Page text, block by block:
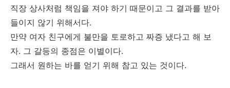
직장 상사처럼 책임을 져야 하기 때문이고 그 결과를 받아
들이지 않기 위해서다.
만약 여자 친구에게 불만을 토로하고 짜증 냈다고 해 보
자. 그 갈등의 종점은 이별이다.
그래서 원하는 바를 얻기 위해 참고 있는 것이다.